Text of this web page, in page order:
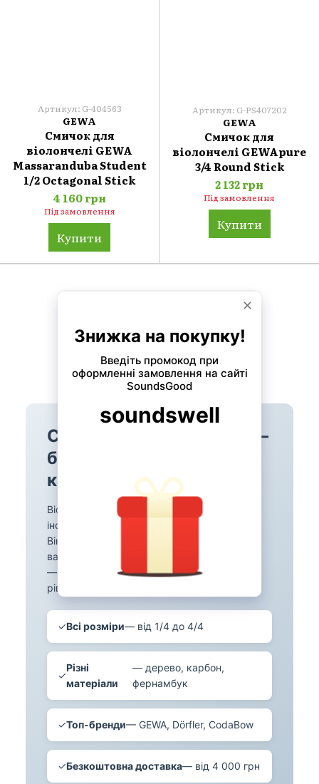
Артикул: G-404563
GEWA
Смичок для
віолончелі GEWA
Massaranduba Student
1/2 Octagonal Stick
4 160 грн
Під замовлення
Купити
Артикул: G-PS407202
GEWA
Смичок для
віолончелі GEWApure
3/4 Round Stick
2 132 грн
Під замовлення
Купити
Назад 1з 2 Уперед
Смички для віолончелі —
бразильське дерево,
карбон, фернамбук
Віолончельний смичок — потужний
інструмент для глибокого звуку віолончелі.
Він коротший за скрипковий, але значно
важчий та міцніший. У каталозі SoundsGood
— смички для віолончелі всіх розмірів та
рівнів від GEWA, Dörfler, Glasser, CodaBow.
✓Всі розміри— від 1/4 до 4/4
✓
Різні
матеріали
— дерево, карбон,
фернамбук
✓Топ-бренди— GEWA, Dörfler, CodaBow
✓Безкоштовна доставка— від 4 000 грн